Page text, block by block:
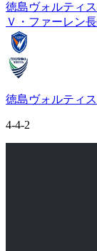
徳島ヴォルティス
Ｖ・ファーレン
徳島ヴォルティス
4-4-2